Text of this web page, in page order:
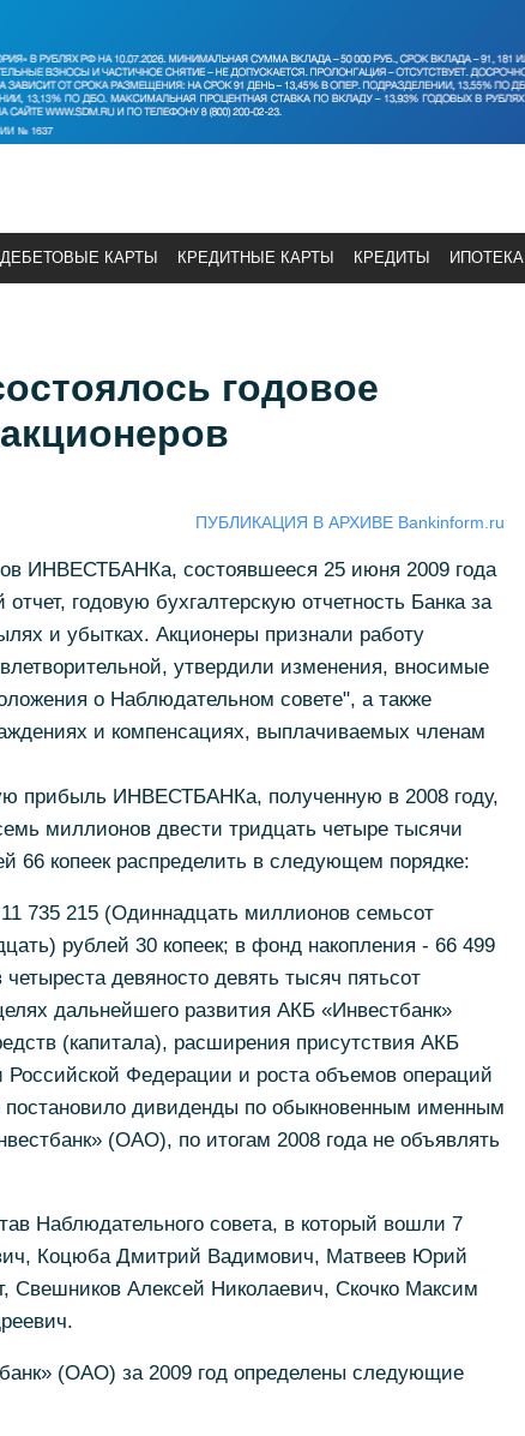
ДЕБЕТОВЫЕ КАРТЫ КРЕДИТНЫЕ КАРТЫ КРЕДИТЫ ИПОТЕКА
годовое
ПУБЛИКАЦИЯ В АРХИВЕ Bankinform.ru
ИНВЕСТБАНКа, состоявшееся 25 июня 2009 года
годовую бухгалтерскую отчетность Банка за
и убытках. Акционеры признали работу
утвердили изменения, вносимые
о Наблюдательном совете", а также
и компенсациях, выплачиваемых членам
прибыль ИНВЕСТБАНКа, полученную в 2008 году,
миллионов двести тридцать четыре тысячи
66 копеек распределить в следующем порядке:
735 215 (Одиннадцать миллионов семьсот
рублей 30 копеек; в фонд накопления - 66 499
девяносто девять тысяч пятьсот
дальнейшего развития АКБ «Инвестбанк»
(капитала), расширения присутствия АКБ
Федерации и роста объемов операций
дивиденды по обыкновенным именным
(ОАО), по итогам 2008 года не объявлять
Наблюдательного совета, в который вошли 7
Коцюба Дмитрий Вадимович, Матвеев Юрий
Свешников Алексей Николаевич, Скочко Максим
(ОАО) за 2009 год определены следующие